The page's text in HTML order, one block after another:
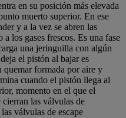
en su posición más elevada
muerto superior. En ese
y a la vez se abren las
los gases frescos. Es una fase
una jeringuilla con algún
el pistón al bajar es
quemar formada por aire y
cuando el pistón llega al
momento en el que el
las válvulas de
válvulas de escape